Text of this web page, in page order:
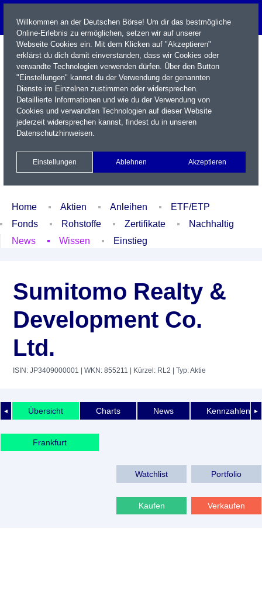
Name / WKN / ISIN / Kürzel
Xetra Realtime
Watchlist Portfolio Login
Home Aktien Anleihen
ETF/ETP
Fonds
Rohstoffe Zertifikate
Nachhaltig
News
Wissen Einstieg
Sumitomo Realty &
Development Co.
Ltd.
ISIN: JP3409000001 | WKN: 855211 | Kürzel: RL2 | Typ: Aktie
◄ ►
Übersicht Charts News Kennzahlen
Frankfurt
Watchlist Portfolio
Kaufen Verkaufen
Willkommen an der Deutschen Börse! Um dir das bestmögliche
Online-Erlebnis zu ermöglichen, setzen wir auf unserer
Webseite Cookies ein. Mit dem Klicken auf "Akzeptieren"
erklärst du dich damit einverstanden, dass wir Cookies oder
verwandte Technologien verwenden dürfen. Über den Button
"Einstellungen" kannst du der Verwendung der genannten
Dienste im Einzelnen zustimmen oder widersprechen.
Detaillierte Informationen und wie du der Verwendung von
Cookies und verwandten Technologien auf dieser Website
jederzeit widersprechen kannst, findest du in unseren
Datenschutzhinweisen.
Einstellungen Ablehnen Akzeptieren